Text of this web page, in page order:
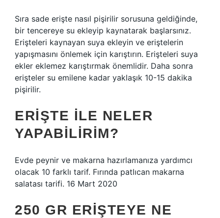
Sıra sade erişte nasıl pişirilir sorusuna geldiğinde,
bir tencereye su ekleyip kaynatarak başlarsınız.
Erişteleri kaynayan suya ekleyin ve eriştelerin
yapışmasını önlemek için karıştırın. Erişteleri suya
ekler eklemez karıştırmak önemlidir. Daha sonra
erişteler su emilene kadar yaklaşık 10-15 dakika
pişirilir.
ERIŞTE ILE NELER
YAPABILIRIM?
Evde peynir ve makarna hazırlamanıza yardımcı
olacak 10 farklı tarif. Fırında patlıcan makarna
salatası tarifi. 16 Mart 2020
250 GR ERIŞTEYE NE